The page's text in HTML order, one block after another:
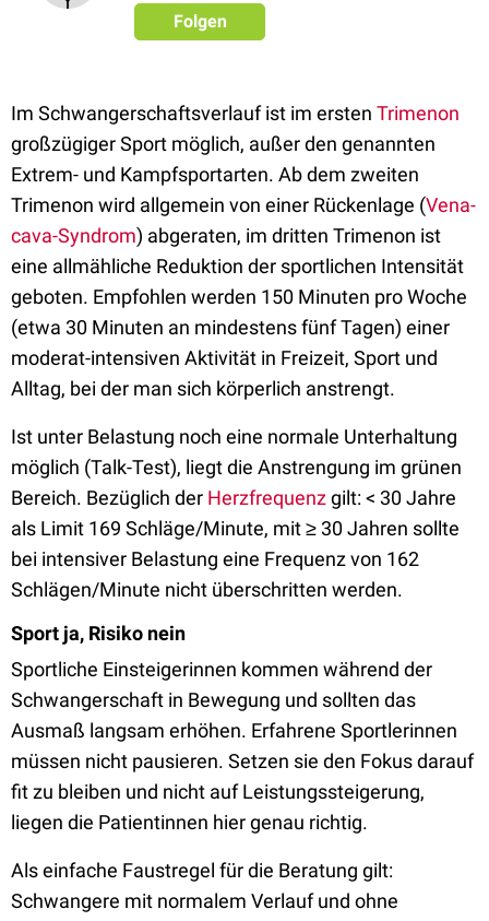
Folgen
Im Schwangerschaftsverlauf ist im ersten Trimenon
großzügiger Sport möglich, außer den genannten
Extrem- und Kampfsportarten. Ab dem zweiten
Trimenon wird allgemein von einer Rückenlage (Vena-
cava-Syndrom) abgeraten, im dritten Trimenon ist
eine allmähliche Reduktion der sportlichen Intensität
geboten. Empfohlen werden 150 Minuten pro Woche
(etwa 30 Minuten an mindestens fünf Tagen) einer
moderat-intensiven Aktivität in Freizeit, Sport und
Alltag, bei der man sich körperlich anstrengt.
Ist unter Belastung noch eine normale Unterhaltung
möglich (Talk-Test), liegt die Anstrengung im grünen
Bereich. Bezüglich der Herzfrequenzgilt: < 30 Jahre
als Limit 169 Schläge/Minute, mit ≥ 30 Jahren sollte
bei intensiver Belastung eine Frequenz von 162
Schlägen/Minute nicht überschritten werden.
Sport ja, Risiko nein
Sportliche Einsteigerinnen kommen während der
Schwangerschaft in Bewegung und sollten das
Ausmaß langsam erhöhen. Erfahrene Sportlerinnen
müssen nicht pausieren. Setzen sie den Fokus darauf
fit zu bleiben und nicht auf Leistungssteigerung,
liegen die Patientinnen hier genau richtig.
Als einfache Faustregel für die Beratung gilt:
Schwangere mit normalem Verlauf und ohne